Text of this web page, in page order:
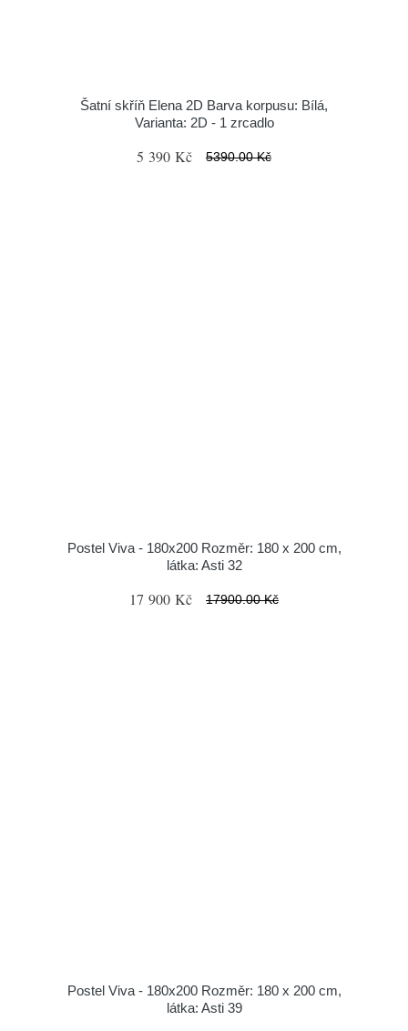
Šatní skříň Elena 2D Barva korpusu: Bílá,
Varianta: 2D - 1 zrcadlo
5 390 Kč 5390.00 Kč
Postel Viva - 180x200 Rozměr: 180 x 200 cm,
látka: Asti 32
17 900 Kč 17900.00 Kč
Postel Viva - 180x200 Rozměr: 180 x 200 cm,
látka: Asti 39